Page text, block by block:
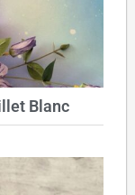
Blanc